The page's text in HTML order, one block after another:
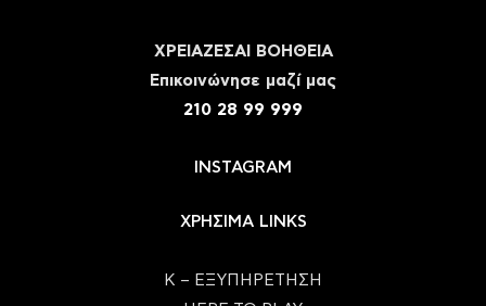
ΧΡΕΙΑΖΕΣΑΙ ΒΟΗΘΕΙΑ
Eπικοινώνησε μαζί μας
210 28 99 999
INSTAGRAM
ΧΡΗΣΙΜΑ LINKS
Κ – ΕΞΥΠΗΡΕΤΗΣΗ